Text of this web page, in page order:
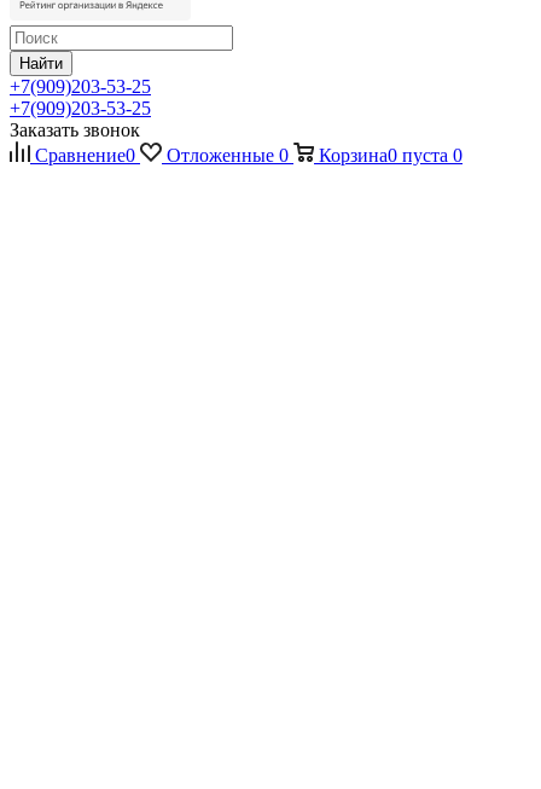
Найти
+7(909)203-53-25
+7(909)203-53-25
Заказать звонок
Сравнение0 Отложенные 0 Корзина0 пуста 0